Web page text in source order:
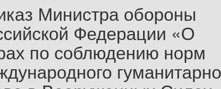
Министра обороны
Федерации «О
по соблюдению норм